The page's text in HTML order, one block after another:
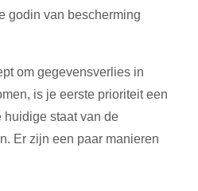
godin van bescherming
om gegevensverlies in
is je eerste prioriteit een
huidige staat van de
Er zijn een paar manieren